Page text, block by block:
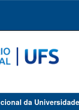
da